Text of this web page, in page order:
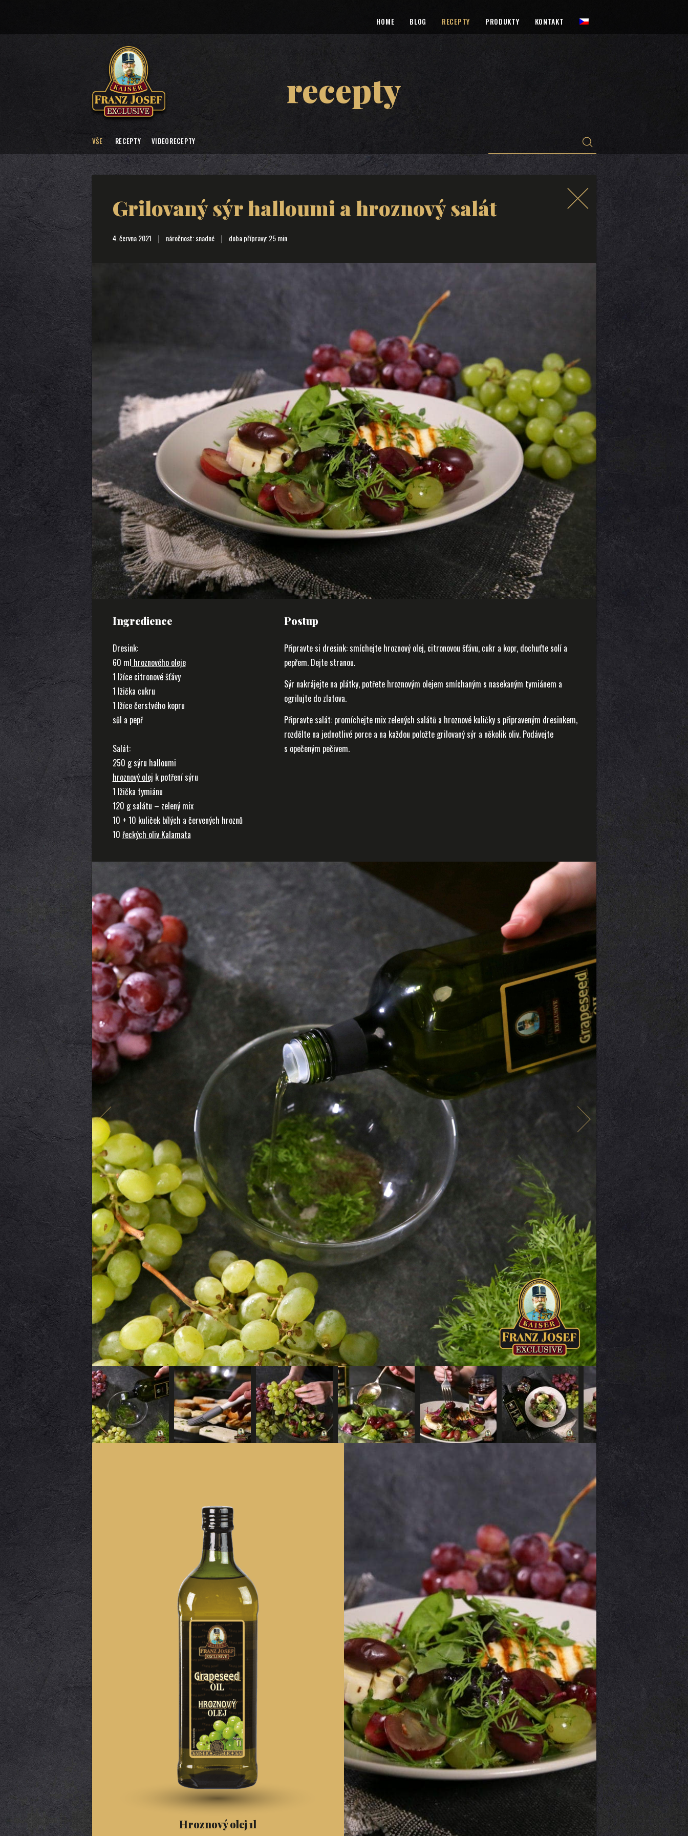
HOME BLOG RECEPTY PRODUKTY KONTAKT
recepty
VŠE RECEPTY VIDEORECEPTY
Grilovaný sýr halloumi a hroznový salát
4. června 2021 náročnost: snadné doba přípravy: 25 min
Ingredience
Dresink:
60 ml hroznového oleje
1 lžíce citronové šťávy
1 lžička cukru
1 lžíce čerstvého kopru
sůl a pepř
Salát:
250 g sýru halloumi
hroznový olej k potření sýru
1 lžička tymiánu
120 g salátu – zelený mix
10 + 10 kuliček bílých a červených hroznů
10 řeckých oliv Kalamata
Postup
Připravte si dresink: smíchejte hroznový olej, citronovou šťávu, cukr a kopr, dochuťte solí a
pepřem. Dejte stranou.
Sýr nakrájejte na plátky, potřete hroznovým olejem smíchaným s nasekaným tymiánem a
ogrilujte do zlatova.
Připravte salát: promíchejte mix zelených salátů a hroznové kuličky s připraveným dresinkem,
rozdělte na jednotlivé porce a na každou položte grilovaný sýr a několik oliv. Podávejte
s opečeným pečivem.
Hroznový olej 1l